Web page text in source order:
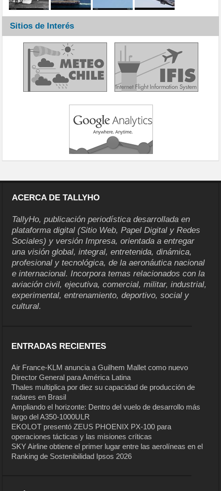
Sitios de Interés
ACERCA DE TALLYHO
TallyHo, publicación periodística desarrollada en
plataforma digital (Sitio Web, Papel Digital y Redes
Sociales) y versión Impresa, orientada a entregar
una visión global, integral, entretenida, dinámica,
profesional y tecnológica, de la aeronáutica nacional
e internacional. Incorpora temas relacionados con la
aviación civil, ejecutiva, comercial, militar, industrial,
experimental, entrenamiento, deportivo, social y
cultural.
ENTRADAS RECIENTES
Air France-KLM anuncia a Guilhem Mallet como nuevo
Director General para América Latina
Thales multiplica por diez su capacidad de producción de
radares en Brasil
Ampliando el horizonte: Dentro del vuelo de desarrollo más
largo del A350-1000ULR
EKOLOT presentó ZEUS PHOENIX PX-100 para
operaciones tácticas y las misiones críticas
SKY Airline obtiene el primer lugar entre las aerolíneas en el
Ranking de Sostenibilidad Ipsos 2026